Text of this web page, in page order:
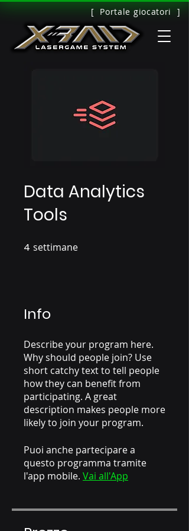
[ Portale giocatori ]
Data Analytics
Tools
4 settimane
Info
Describe your program here.
Why should people join? Use
short catchy text to tell people
how they can benefit from
participating. A great
description makes people more
likely to join your program.
Puoi anche partecipare a
questo programma tramite
l'app mobile. Vai all'App